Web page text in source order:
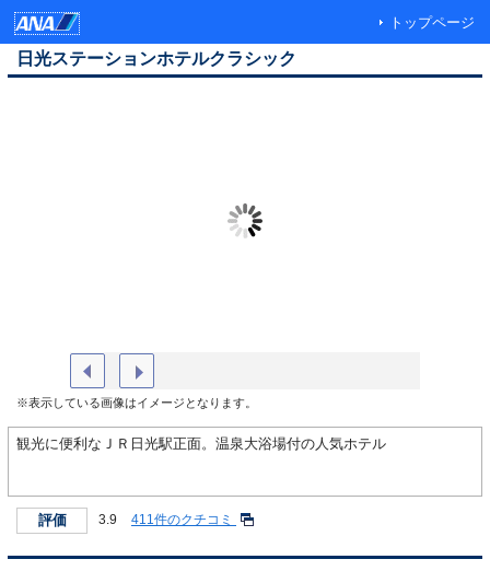
トップページ
日光ステーションホテルクラシック
※表示している画像はイメージとなります。
観光に便利なＪＲ日光駅正面。温泉大浴場付の人気ホテル
評価 3.9 411件のクチコミ